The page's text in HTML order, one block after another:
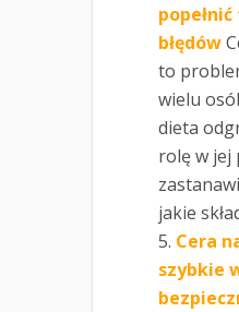
błędów
to
wielu
dieta
rolę w jej
jakie
Cera
szybkie